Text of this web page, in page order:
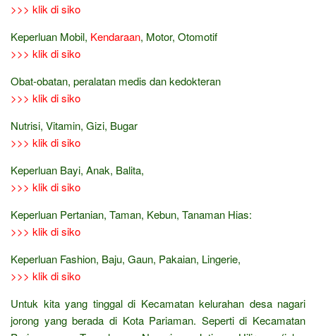
>>> klik di siko
Keperluan Mobil, Kendaraan, Motor, Otomotif
>>> klik di siko
Obat-obatan, peralatan medis dan kedokteran
>>> klik di siko
Nutrisi, Vitamin, Gizi, Bugar
>>> klik di siko
Keperluan Bayi, Anak, Balita,
>>> klik di siko
Keperluan Pertanian, Taman, Kebun, Tanaman Hias:
>>> klik di siko
Keperluan Fashion, Baju, Gaun, Pakaian, Lingerie,
>>> klik di siko
Untuk kita yang tinggal di Kecamatan kelurahan desa nagari
jorong yang berada di Kota Pariaman. Seperti di Kecamatan